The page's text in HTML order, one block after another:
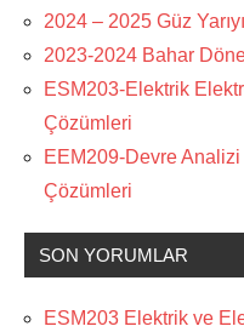
2024 – 2025 Güz
2023-2024 Bahar
ESM203-Elektrik
Çözümleri
EEM209-Devre
Çözümleri
SON YORUMLAR
ESM203 Elektrik ve